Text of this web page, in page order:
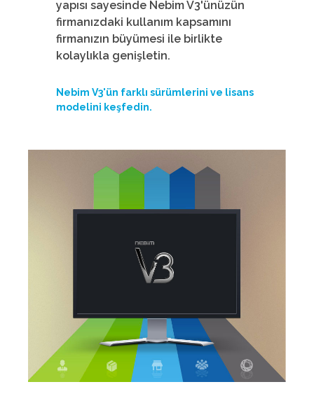
yapısı sayesinde Nebim V3'ünüzün
firmanızdaki kullanım kapsamını
firmanızın büyümesi ile birlikte
kolaylıkla genişletin.
Nebim V3'ün farklı sürümlerini ve lisans
modelini keşfedin.